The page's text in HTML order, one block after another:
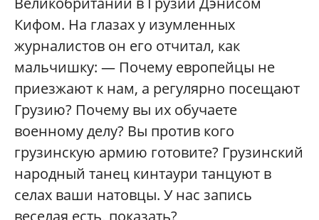
Кифом. На глазах у изумленных
журналистов он его отчитал, как
мальчишку: — Почему европейцы не
приезжают к нам, а регулярно посещают
Грузию? Почему вы их обучаете
военному делу? Вы против кого
грузинскую армию готовите? Грузинский
народный танец кинтаури танцуют в
селах ваши натовцы. У нас запись
веселая есть, показать?